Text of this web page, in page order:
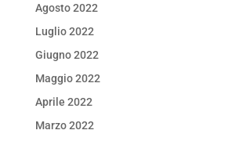
Agosto 2022
Luglio 2022
Giugno 2022
Maggio 2022
Aprile 2022
Marzo 2022